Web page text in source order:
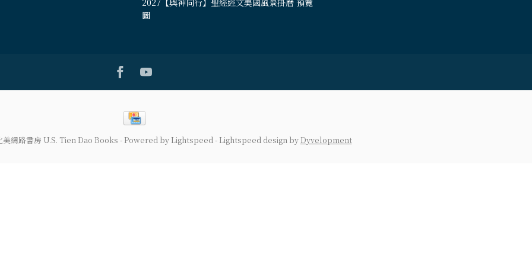
圖
網路書房 U.S. Tien Dao Books - Powered by Lightspeed - Lightspeed design by Dyvelopment